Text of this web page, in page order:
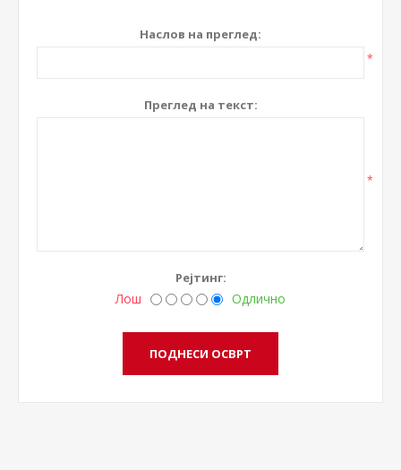
Наслов на преглед:
*
Преглед на текст:
*
Рејтинг:
Лош Одлично